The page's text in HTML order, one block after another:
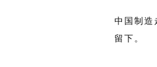
中国制造
留下。